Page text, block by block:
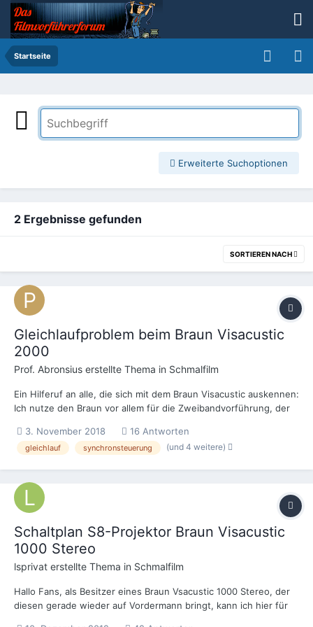
Startseite
Erweiterte Suchoptionen
2 Ergebnisse gefunden
SORTIEREN NACH
Gleichlaufproblem beim Braun Visacustic
2000
Prof. Abronsius erstellte Thema in Schmalfilm
Ein Hilferuf an alle, die sich mit dem Braun Visacustic auskennen:
Ich nutze den Braun vor allem für die Zweibandvorführung, der
Ton (dts) enthalten. Bisher hat dieses System absolut
zuverlässig funktioniert. Heute habe ich testweise ein...
3. November 2018 16 Antworten
gleichlauf synchronsteuerung (und 4 weitere)
Schaltplan S8-Projektor Braun Visacustic
1000 Stereo
lsprivat erstellte Thema in Schmalfilm
Hallo Fans, als Besitzer eines Braun Vsacustic 1000 Stereo, der
diesen gerade wieder auf Vordermann bringt, kann ich hier für